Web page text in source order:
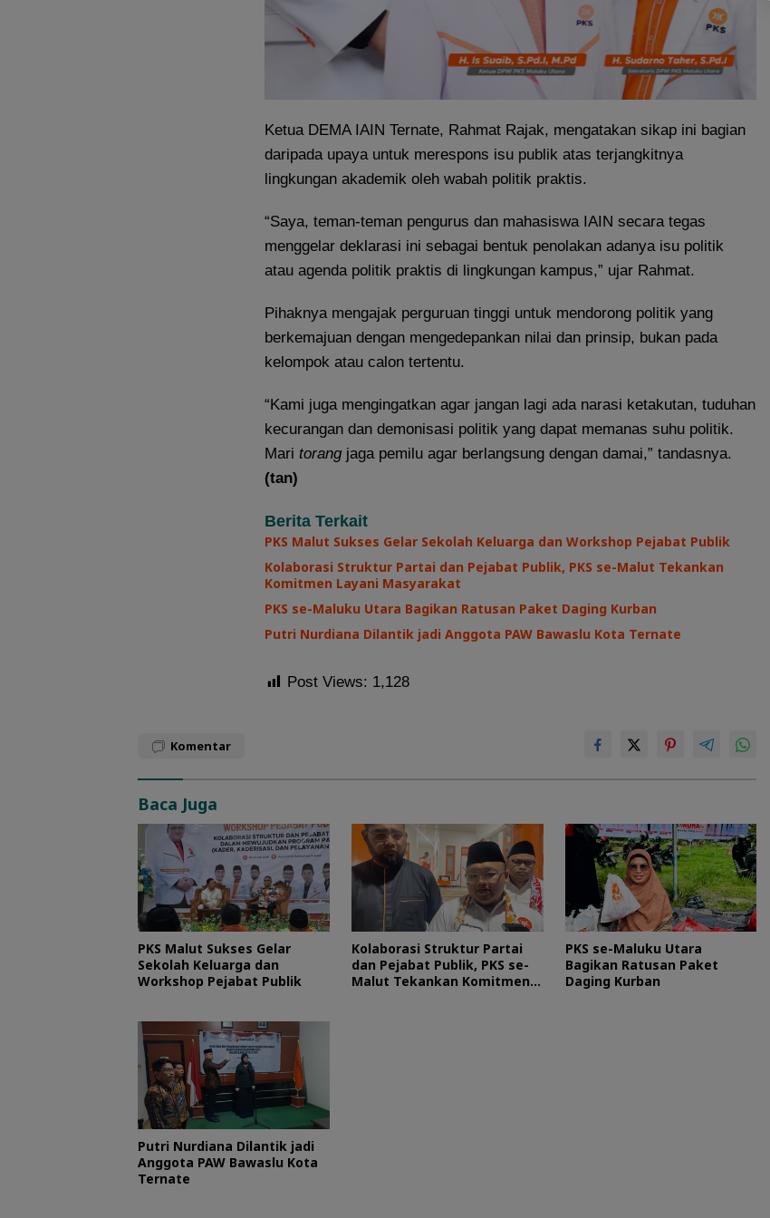
Ketua DEMA IAIN Ternate, Rahmat Rajak, mengatakan sikap ini bagian
daripada upaya untuk merespons isu publik atas terjangkitnya
lingkungan akademik oleh wabah politik praktis.
“Saya, teman-teman pengurus dan mahasiswa IAIN secara tegas
menggelar deklarasi ini sebagai bentuk penolakan adanya isu politik
atau agenda politik praktis di lingkungan kampus,” ujar Rahmat.
Pihaknya mengajak perguruan tinggi untuk mendorong politik yang
berkemajuan dengan mengedepankan nilai dan prinsip, bukan pada
kelompok atau calon tertentu.
“Kami juga mengingatkan agar jangan lagi ada narasi ketakutan, tuduhan
kecurangan dan demonisasi politik yang dapat memanas suhu politik.
Mari torangjaga pemilu agar berlangsung dengan damai,” tandasnya.
(tan)
Berita Terkait
PKS Malut Sukses Gelar Sekolah Keluarga dan Workshop Pejabat Publik
Kolaborasi Struktur Partai dan Pejabat Publik, PKS se-Malut Tekankan
Komitmen Layani Masyarakat
PKS se-Maluku Utara Bagikan Ratusan Paket Daging Kurban
Putri Nurdiana Dilantik jadi Anggota PAW Bawaslu Kota Ternate
Post Views: 1,128
Komentar
Baca Juga
PKS Malut Sukses Gelar
Sekolah Keluarga dan
Workshop Pejabat Publik
Kolaborasi Struktur Partai
dan Pejabat Publik, PKS se-
Malut Tekankan Komitmen
PKS se-Maluku Utara
Bagikan Ratusan Paket
Daging Kurban
Putri Nurdiana Dilantik jadi
Anggota PAW Bawaslu Kota
Ternate